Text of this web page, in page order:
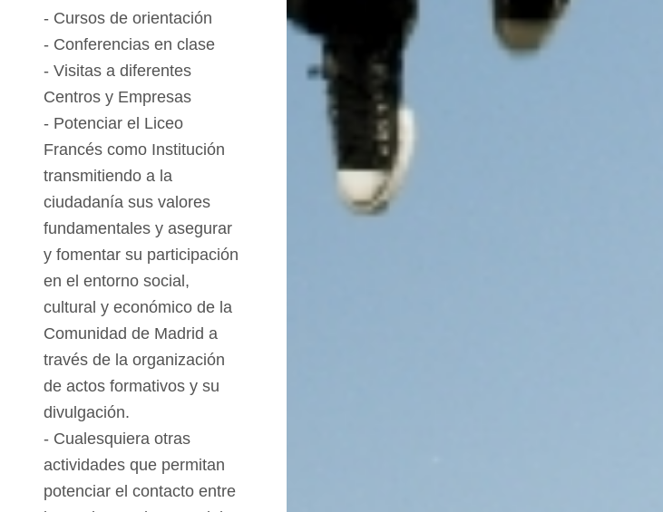
- Cursos de orientación
- Conferencias en clase
- Visitas a diferentes
Centros y Empresas
- Potenciar el Liceo
Francés como Institución
transmitiendo a la
ciudadanía sus valores
fundamentales y asegurar
y fomentar su participación
en el entorno social,
cultural y económico de la
Comunidad de Madrid a
través de la organización
de actos formativos y su
divulgación.
- Cualesquiera otras
actividades que permitan
potenciar el contacto entre